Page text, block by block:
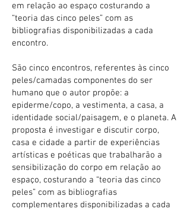
em relação ao espaço costurando a
“teoria das cinco peles” com as
bibliografias disponibilizadas a cada
encontro.
São cinco encontros, referentes às cinco
peles/camadas componentes do ser
humano que o autor propõe: a
epiderme/copo, a vestimenta, a casa, a
identidade social/paisagem, e o planeta. A
proposta é investigar e discutir corpo,
casa e cidade a partir de experiências
artísticas e poéticas que trabalharão a
sensibilização do corpo em relação ao
espaço, costurando a “teoria das cinco
peles” com as bibliografias
complementares disponibilizadas a cada